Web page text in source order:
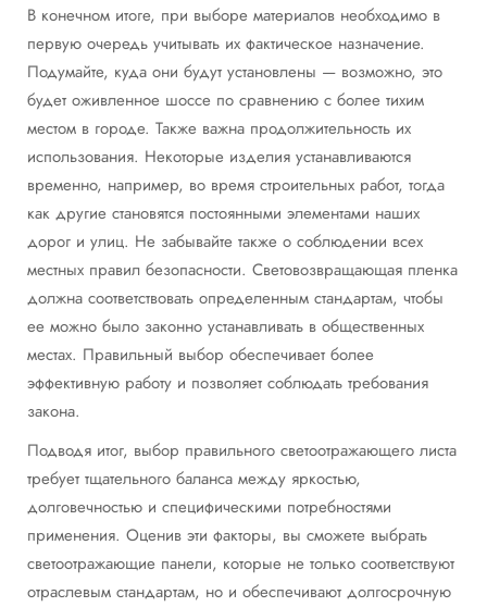
В конечном итоге, при выборе материалов необходимо в
первую очередь учитывать их фактическое назначение.
Подумайте, куда они будут установлены — возможно, это
будет оживленное шоссе по сравнению с более тихим
местом в городе. Также важна продолжительность их
использования. Некоторые изделия устанавливаются
временно, например, во время строительных работ, тогда
как другие становятся постоянными элементами наших
дорог и улиц. Не забывайте также о соблюдении всех
местных правил безопасности. Световозвращающая пленка
должна соответствовать определенным стандартам, чтобы
ее можно было законно устанавливать в общественных
местах. Правильный выбор обеспечивает более
эффективную работу и позволяет соблюдать требования
закона.
Подводя итог, выбор правильного светоотражающего листа
требует тщательного баланса между яркостью,
долговечностью и специфическими потребностями
применения. Оценив эти факторы, вы сможете выбрать
светоотражающие панели, которые не только соответствуют
отраслевым стандартам, но и обеспечивают долгосрочную